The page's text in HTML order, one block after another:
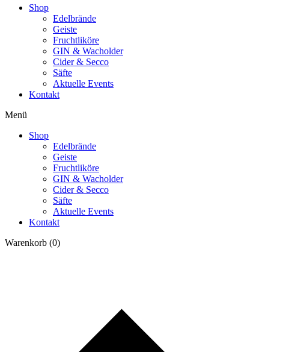
Shop
Edelbrände
Geiste
Fruchtliköre
GIN & Wacholder
Cider & Secco
Säfte
Aktuelle Events
Kontakt
Menü
Shop
Edelbrände
Geiste
Fruchtliköre
GIN & Wacholder
Cider & Secco
Säfte
Aktuelle Events
Kontakt
Warenkorb (0)